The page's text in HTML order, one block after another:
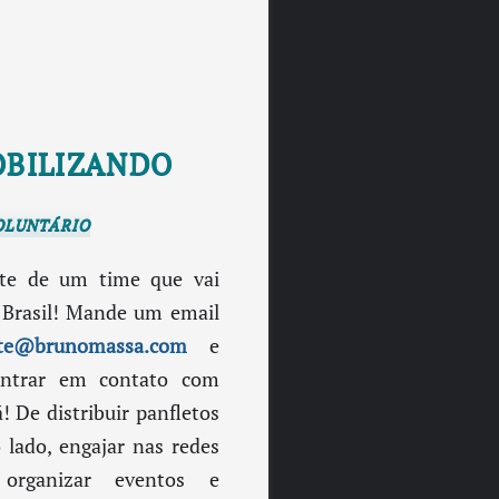
de um time que vai
Mande um email
e
em contato com
De distribuir panfletos
lado, engajar nas redes
organizar eventos e